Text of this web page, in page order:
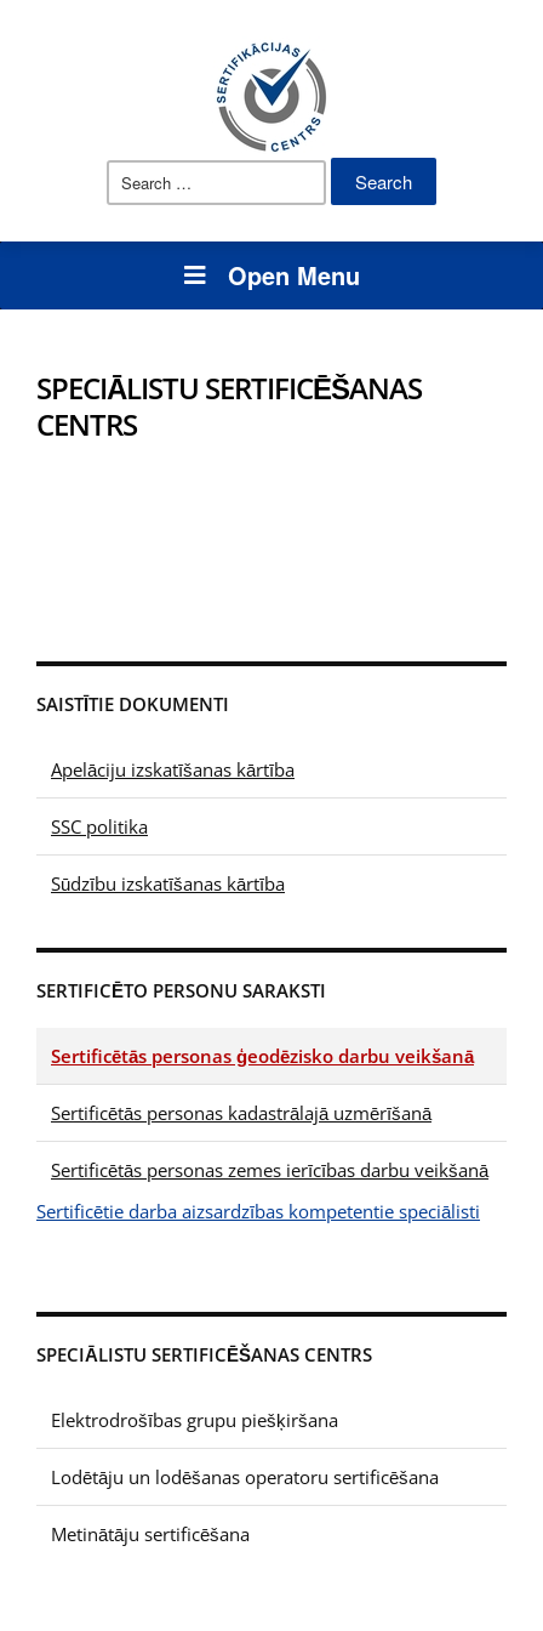
Open Menu
SPECIĀLISTU SERTIFICĒŠANAS CENTRS
Elektrodrošības grupu piešķiršana
Lodētāju un lodēšanas operatoru sertificēšana
Metinātāju sertificēšana
SPECIĀLISTU SERTIFICĒŠANAS
CENTRS
SAISTĪTIE DOKUMENTI
Apelāciju izskatīšanas kārtība
SSC politika
Sūdzību izskatīšanas kārtība
SERTIFICĒTO PERSONU SARAKSTI
Sertificētās personas ģeodēzisko darbu veikšanā
Sertificētās personas kadastrālajā uzmērīšanā
Sertificētās personas zemes ierīcības darbu veikšanā
Sertificētie darba aizsardzības kompetentie speciālisti